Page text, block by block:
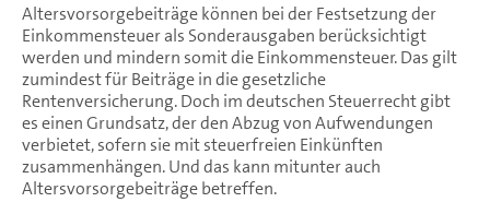
Altersvorsorgebeiträge können bei der Festsetzung der
Einkommensteuer als Sonderausgaben berücksichtigt
werden und mindern somit die Einkommensteuer. Das gilt
zumindest für Beiträge in die gesetzliche
Rentenversicherung. Doch im deutschen Steuerrecht gibt
es einen Grundsatz, der den Abzug von Aufwendungen
verbietet, sofern sie mit steuerfreien Einkünften
zusammenhängen. Und das kann mitunter auch
Altersvorsorgebeiträge betreffen.